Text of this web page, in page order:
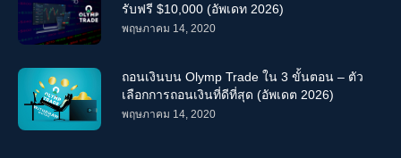
รับฟรี $10,000 (อัพเดท 2026)
พฤษภาคม 14, 2020
ถอนเงินบน Olymp Trade ใน 3 ขั้นตอน – ตัว
เลือกการถอนเงินที่ดีที่สุด (อัพเดต 2026)
พฤษภาคม 14, 2020